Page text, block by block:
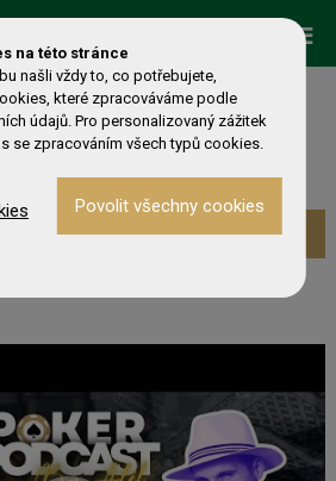
turnaj. Prevděpodobně již skončil.
aktuální turnaje »
na této stránce
našli vždy to, co potřebujete,
které zpracováváme podle
údajů. Pro personalizovaný zážitek
se zpracováním všech typů cookies.